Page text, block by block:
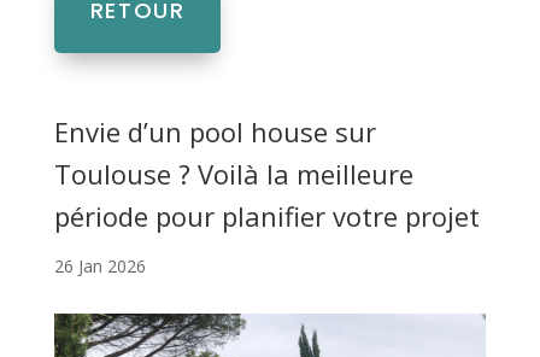
RETOUR
Envie d’un pool house sur
Toulouse ? Voilà la meilleure
période pour planifier votre projet
26 Jan 2026